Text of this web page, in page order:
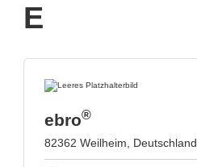
E
ebro®
82362 Weilheim, Deutschland